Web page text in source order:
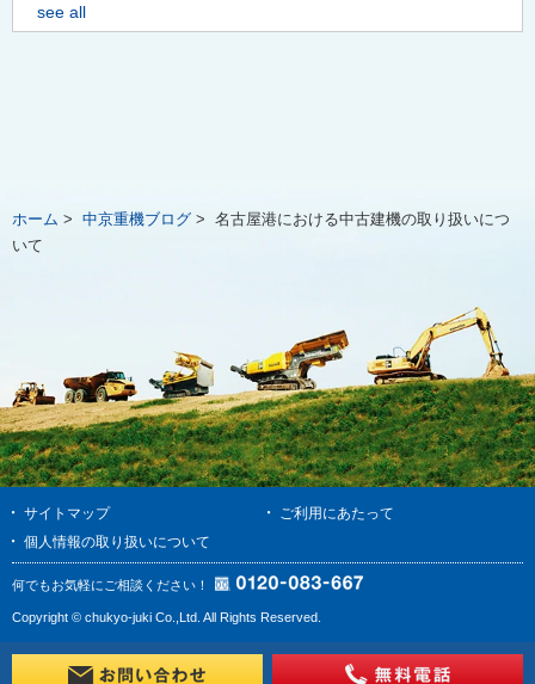
see all
ホーム > 中京重機ブログ > 名古屋港における中古建機の取り扱いにつ
いて
サイトマップ
ご利用にあたって
個人情報の取り扱いについて
何でもお気軽にご相談ください！
Copyright © chukyo-juki Co.,Ltd. All Rights Reserved.